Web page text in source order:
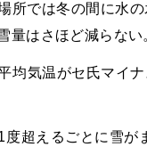
所では冬の間に水
量はさほど減らない
均気温がセ氏マイ
度超えるごとに雪